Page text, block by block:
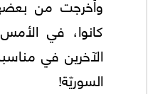
وأخرجت من
كانوا، في
الآخرين في
السوريّة!